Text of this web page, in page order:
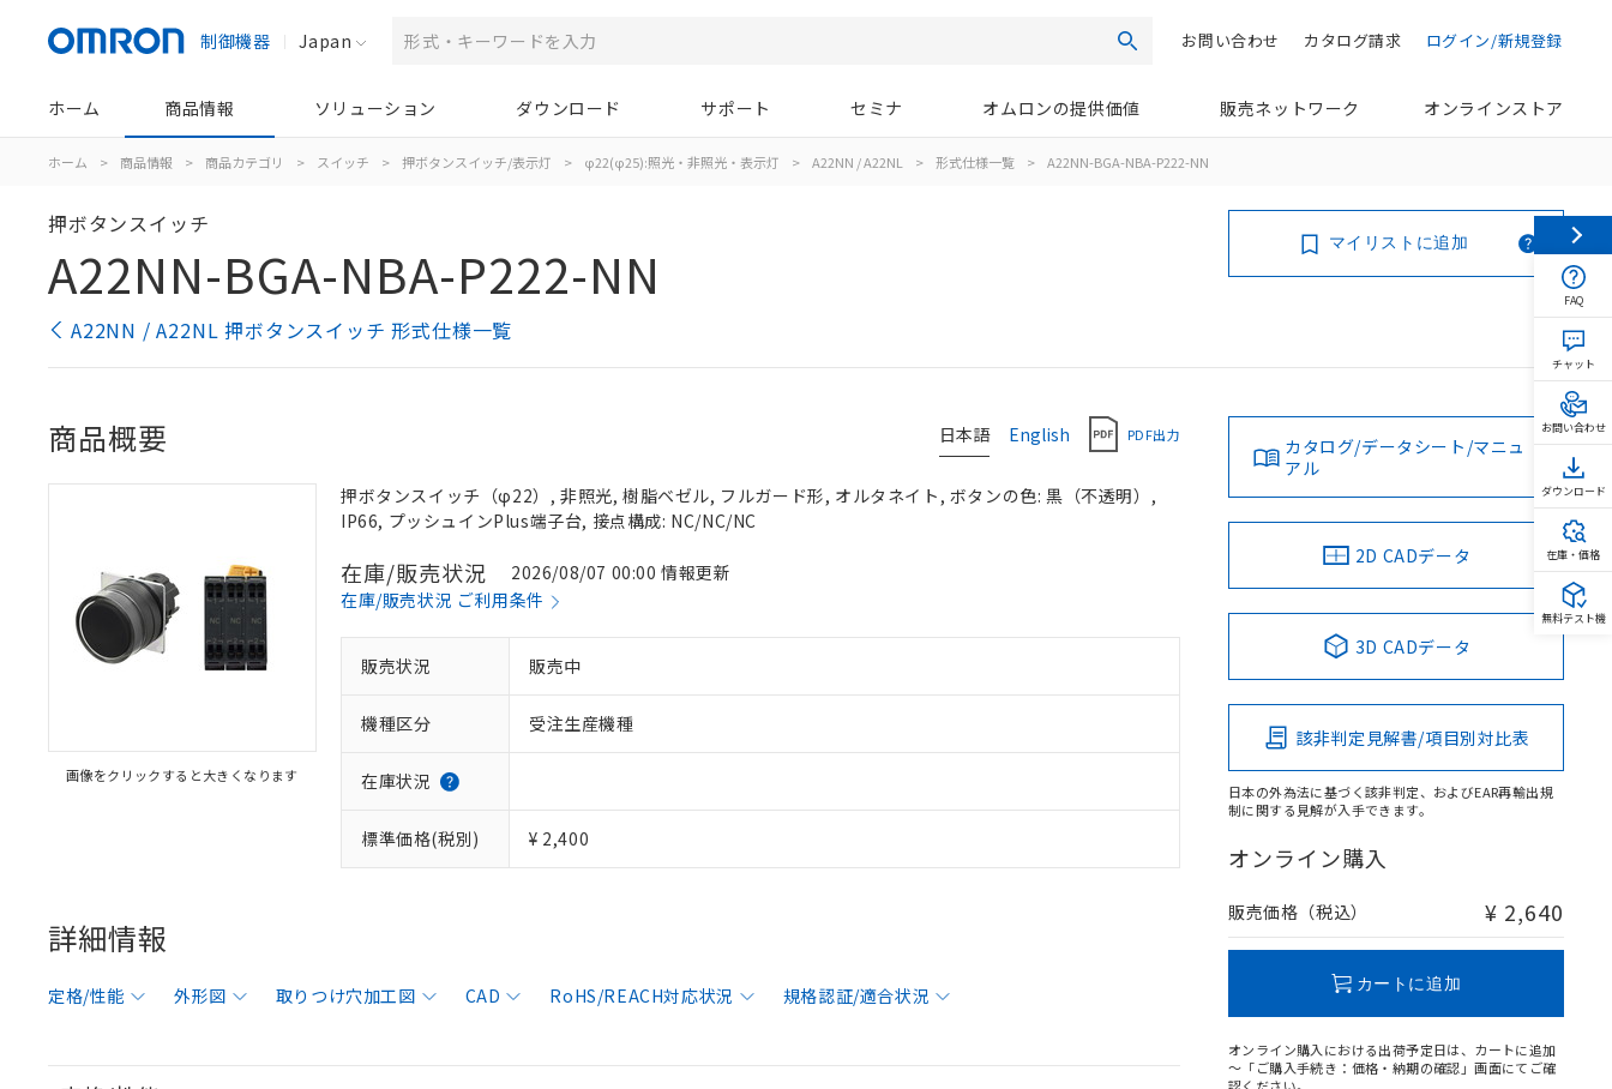
制御機器 Japan 検索 ログイン/新規登録
カタログ請求
お問い合わせ
ホーム 商品情報 ソリューション ダウンロード サポート セミナ オムロンの提供価値 販売ネットワーク オンラインストア
ホーム > 商品情報 > 商品カテゴリ > スイッチ > 押ボタンスイッチ/表示灯 > φ22(φ25):照光・非照光・表示灯 > A22NN / A22NL > 形式仕様一覧 > A22NN-BGA-NBA-P222-NN
押ボタンスイッチ
A22NN-BGA-NBA-P222-NN
A22NN / A22NL 押ボタンスイッチ 形式仕様一覧
マイリストに追加
日本語 English PDF出力
商品概要
画像をクリックすると大きくなります
押ボタンスイッチ（φ22）, 非照光, 樹脂ベゼル, フルガード形, オルタネイト, ボタンの色: 黒（不透明）,
IP66, プッシュインPlus端子台, 接点構成: NC/NC/NC
在庫/販売状況
2026/08/07 00:00 情報更新
在庫/販売状況 ご利用条件
販売状況 販売中
機種区分 受注生産機種
在庫状況
標準価格(税別) ¥ 2,400
詳細情報
定格/性能 外形図 取りつけ穴加工図 CAD RoHS/REACH対応状況 規格認証/適合状況
カタログ/データシート/マニュ
アル
2D CADデータ
3D CADデータ
該非判定見解書/項目別対比表
日本の外為法に基づく該非判定、およびEAR再輸出規
制に関する見解が入手できます。
オンライン購入
販売価格（税込） ¥ 2,640
カートに追加
オンライン購入における出荷予定日は、カートに追加
～「ご購入手続き：価格・納期の確認」画面にてご確
FAQ
チャット
お問い合わせ
ダウンロード
在庫・価格
無料テスト機